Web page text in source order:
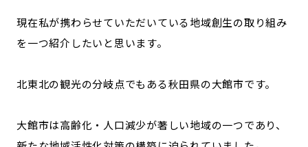
現在私が携わらせていただいている地域創生の取り組み
を一つ紹介したいと思います。
北東北の観光の分岐点でもある秋田県の大館市です。
大館市は高齢化・人口減少が著しい地域の一つであり、